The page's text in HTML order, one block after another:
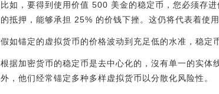
比如，要得到使用价值 500 美金的稳定币，您必须存
的抵押，能够承担 25% 的价钱下挫。这仍将代表着使
假如锚定的虚拟货币的价格波动到充足低的水准，稳定
根据加密货币的稳定币是去中心化的，沒有单一的实
外，他们经常锚定多种多样虚拟货币以分散化风险性。